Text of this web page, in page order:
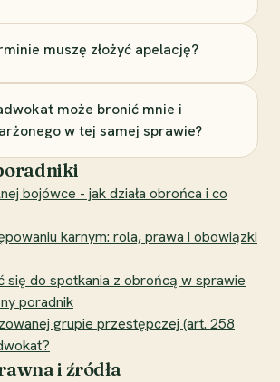
muszę złożyć apelację?
może bronić mnie i
w tej samej sprawie?
bojówce - jak działa obrońca i co
karnym: rola, prawa i obowiązki
się do spotkania z obrońcą w sprawie
poradnik
grupie przestępczej (art. 258
i źródła